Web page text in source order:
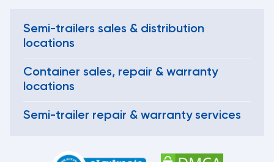
Semi-trailers sales & distribution
locations
Container sales, repair & warranty
locations
Semi-trailer repair & warranty services